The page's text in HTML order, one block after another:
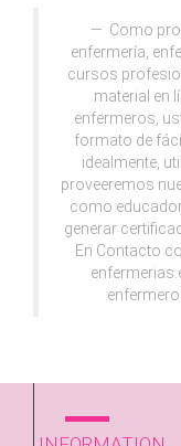
Como
enfermería,
cursos
material en
enfermeros,
formato de
idealmente,
proveeremos
como
generar
En Contacto